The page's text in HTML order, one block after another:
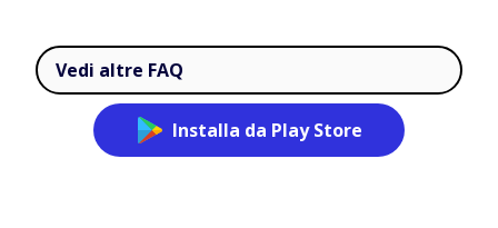
Vedi altre FAQ
Installa da Play Store